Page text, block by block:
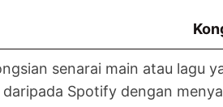
senarai main atau lagu
Spotify dengan